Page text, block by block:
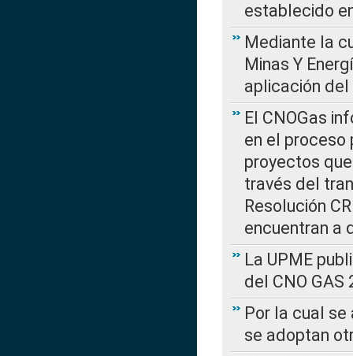
establecido
Mediante la
Minas Y
aplicación
El CNOGas
en el proceso
proyectos
través del
Resolución
encuentran a
La UPME
del CNO
Por la cual
se adoptan